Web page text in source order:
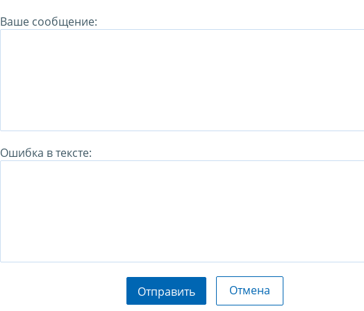
Ваше сообщение:
Ошибка в тексте:
Отправить Отмена